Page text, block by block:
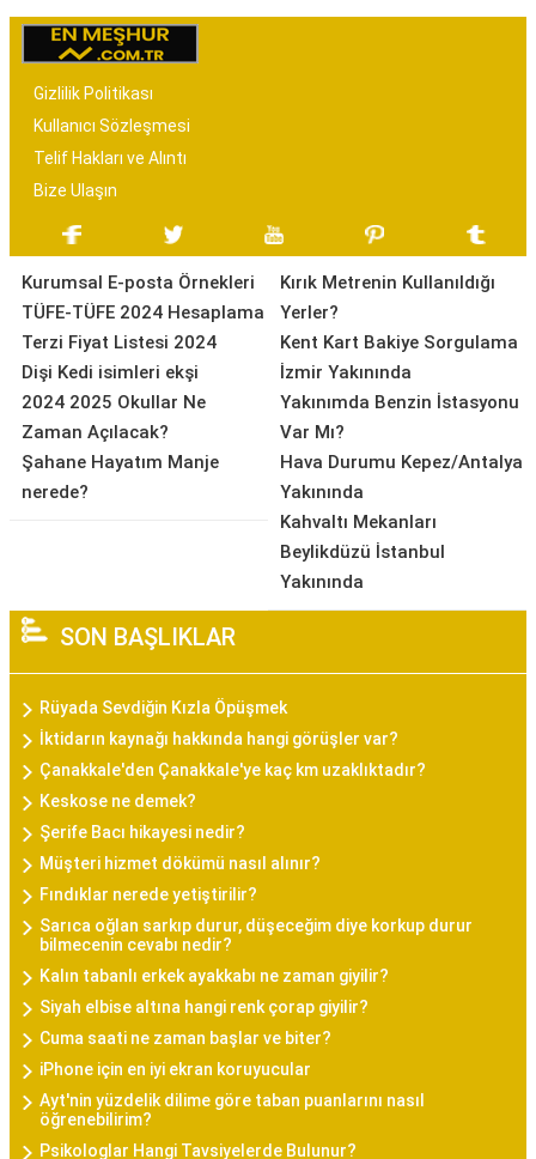
Gizlilik Politikası
Kullanıcı Sözleşmesi
Telif Hakları ve Alıntı
Bize Ulaşın
Kurumsal E-posta Örnekleri
TÜFE-TÜFE 2024 Hesaplama
Terzi Fiyat Listesi 2024
Dişi Kedi isimleri ekşi
2024 2025 Okullar Ne
Zaman Açılacak?
Şahane Hayatım Manje
nerede?
Kırık Metrenin Kullanıldığı
Yerler?
Kent Kart Bakiye Sorgulama
İzmir Yakınında
Yakınımda Benzin İstasyonu
Var Mı?
Hava Durumu Kepez/Antalya
Yakınında
Kahvaltı Mekanları
Beylikdüzü İstanbul
Yakınında
SON BAŞLIKLAR
Rüyada Sevdiğin Kızla Öpüşmek
İktidarın kaynağı hakkında hangi görüşler var?
Çanakkale'den Çanakkale'ye kaç km uzaklıktadır?
Keskose ne demek?
Şerife Bacı hikayesi nedir?
Müşteri hizmet dökümü nasıl alınır?
Fındıklar nerede yetiştirilir?
Sarıca oğlan sarkıp durur, düşeceğim diye korkup durur
bilmecenin cevabı nedir?
Kalın tabanlı erkek ayakkabı ne zaman giyilir?
Siyah elbise altına hangi renk çorap giyilir?
Cuma saati ne zaman başlar ve biter?
iPhone için en iyi ekran koruyucular
Ayt'nin yüzdelik dilime göre taban puanlarını nasıl
öğrenebilirim?
Psikologlar Hangi Tavsiyelerde Bulunur?